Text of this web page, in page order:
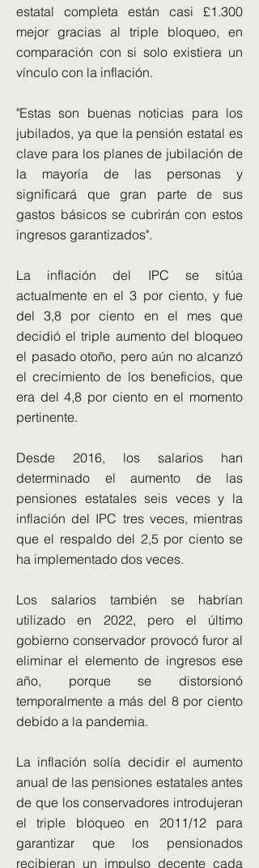
estatal completa están casi £1.300
mejor gracias al triple bloqueo, en
comparación con si solo existiera un
vínculo con la inflación.
"Estas son buenas noticias para los
jubilados, ya que la pensión estatal es
clave para los planes de jubilación de
la mayoría de las personas y
significará que gran parte de sus
gastos básicos se cubrirán con estos
ingresos garantizados".
La inflación del IPC se sitúa
actualmente en el 3 por ciento, y fue
del 3,8 por ciento en el mes que
decidió el triple aumento del bloqueo
el pasado otoño, pero aún no alcanzó
el crecimiento de los beneficios, que
era del 4,8 por ciento en el momento
pertinente.
Desde 2016, los salarios han
determinado el aumento de las
pensiones estatales seis veces y la
inflación del IPC tres veces, mientras
que el respaldo del 2,5 por ciento se
ha implementado dos veces.
Los salarios también se habrían
utilizado en 2022, pero el último
gobierno conservador provocó furor al
eliminar el elemento de ingresos ese
año, porque se distorsionó
temporalmente a más del 8 por ciento
debido a la pandemia.
La inflación solía decidir el aumento
anual de las pensiones estatales antes
de que los conservadores introdujeran
el triple bloqueo en 2011/12 para
garantizar que los pensionados
recibieran un impulso decente cada